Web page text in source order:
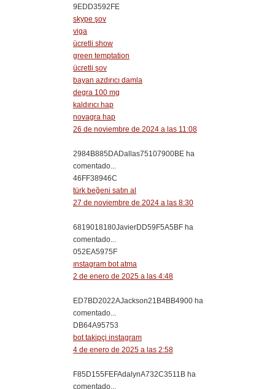
9EDD3592FE
skype şov
viga
ücretli show
green temptation
ücretli şov
bayan azdırıcı damla
degra 100 mg
kaldırıcı hap
novagra hap
26 de noviembre de 2024 a las 11:08
2984B885DADallas75107900BE ha
comentado...
46FF38946C
türk beğeni satın al
27 de noviembre de 2024 a las 8:30
6819018180JavierDD59F5A5BF ha
comentado...
052EA5975F
ınstagram bot atma
2 de enero de 2025 a las 4:48
ED7BD2022AJackson21B4BB4900 ha
comentado...
DB64A95753
bot takipçi instagram
4 de enero de 2025 a las 2:58
F85D155FEFAdalynA732C3511B ha
comentado...